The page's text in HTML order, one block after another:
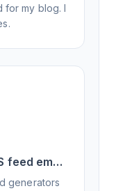
for my blog. I
feed email
generators